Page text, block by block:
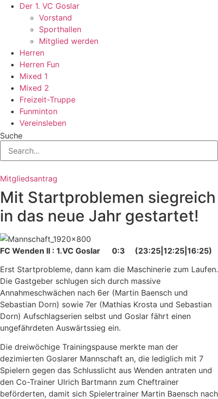
Zum
springen
Der 1. VC Goslar
Vorstand
Sporthallen
Mitglied werden
Herren
Herren Fun
Mixed 1
Mixed 2
Freizeit-Truppe
Funminton
Vereinsleben
Suche
Mitgliedsantrag
Mit Startproblemen siegreich
in das neue Jahr gestartet!
FC Wenden II : 1.VC Goslar 0:3 (23:25|12:25|16:25)
Erst Startprobleme, dann kam die Maschinerie zum Laufen.
Die Gastgeber schlugen sich durch massive
Annahmeschwächen nach 6er (Martin Baensch und
Sebastian Dorn) sowie 7er (Mathias Krosta und Sebastian
Dorn) Aufschlagserien selbst und Goslar fährt einen
ungefährdeten Auswärtssieg ein.
Die dreiwöchige Trainingspause merkte man der
dezimierten Goslarer Mannschaft an, die lediglich mit 7
Spielern gegen das Schlusslicht aus Wenden antraten und
den Co-Trainer Ulrich Bartmann zum Cheftrainer
beförderten, damit sich Spielertrainer Martin Baensch nach